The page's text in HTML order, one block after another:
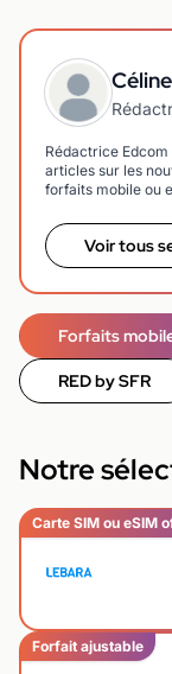
Rédactrice
articles sur les
forfaits mobile ou
Voir tous
Forfaits
RED by SFR
Notre
Carte SIM ou eSIM
Forfait ajustable